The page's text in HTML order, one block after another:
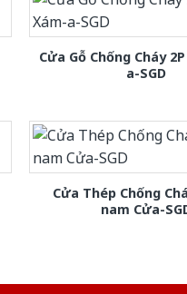
Cửa Gỗ Chống Cháy
a-SGD
Cửa Thép Chống
nam Cửa-